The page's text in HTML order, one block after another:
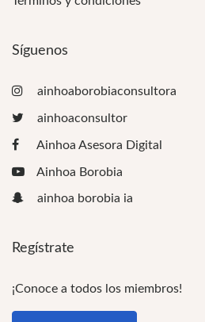
Síguenos
ainhoaborobiaconsultora
ainhoaconsultor
Ainhoa Asesora Digital
Ainhoa Borobia
ainhoa borobia ia
Regístrate
¡Conoce a todos los miembros!